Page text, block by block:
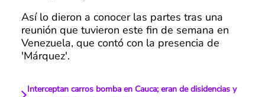
Así lo dieron a conocer las partes tras una
reunión que tuvieron este fin de semana en
Venezuela, que contó con la presencia de
'Márquez'.
Interceptan carros bomba en Cauca; eran de disidencias y